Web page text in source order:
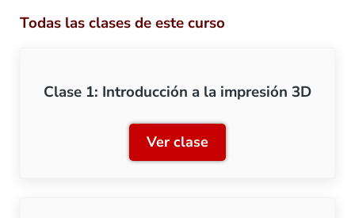
Todas las clases de este curso
Clase 1: Introducción a la impresión 3D
Ver claseClase 1: Introducción a la